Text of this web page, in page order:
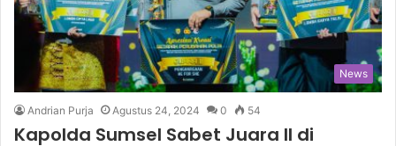
News
Andrian Purja Agustus 24, 2024 0 54
Kapolda Sumsel Sabet Juara II di